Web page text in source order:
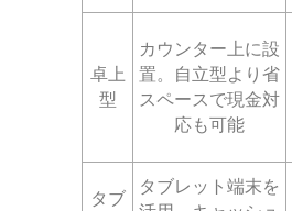
卓上
型
カウンター上に設
置。自立型より省
スペースで現金対
応も可能
タブ
タブレット端末を